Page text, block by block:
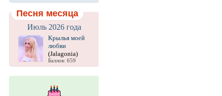
Песня месяца
Июль 2026 года
Крылья моей
любви
(Jalagonia)
Баллов: 659